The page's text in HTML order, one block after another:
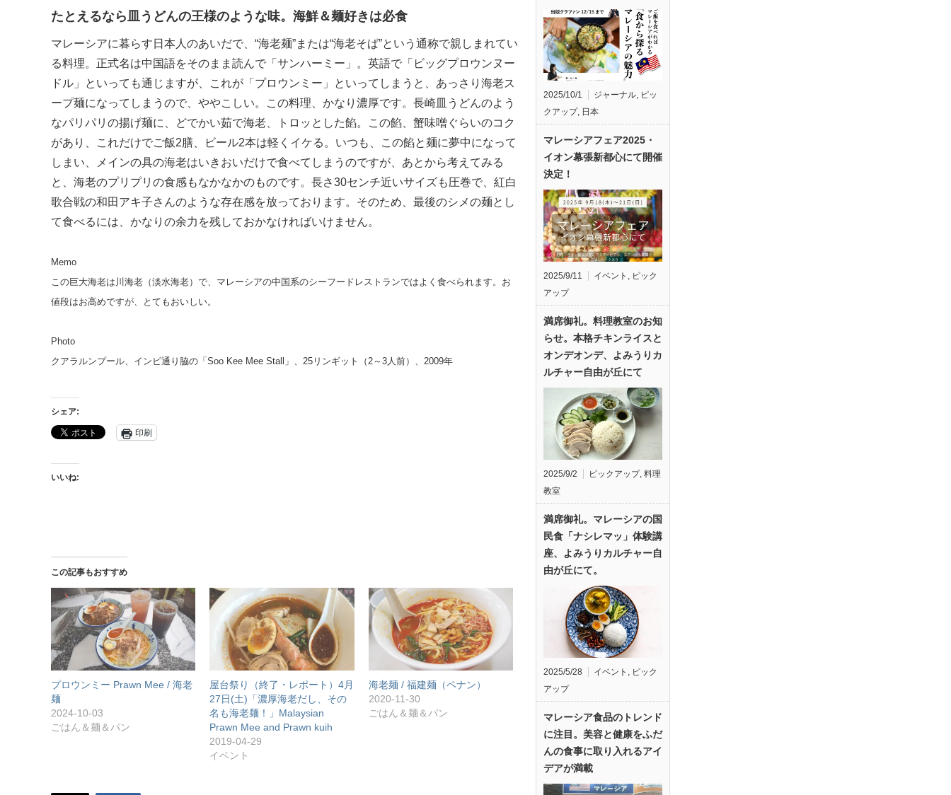
たとえるなら皿うどんの王様のような味。海鮮＆麺好きは必食
マレーシアに暮らす日本人のあいだで、“海老麺”または“海老そば”という通称で親しまれてい
る料理。正式名は中国語をそのまま読んで「サンハーミー」。英語で「ビッグプロウンヌー
ドル」といっても通じますが、これが「プロウンミー」といってしまうと、あっさり海老ス
ープ麺になってしまうので、ややこしい。この料理、かなり濃厚です。長崎皿うどんのよう
なパリパリの揚げ麺に、どでかい茹で海老、トロッとした餡。この餡、蟹味噌ぐらいのコク
があり、これだけでご飯2膳、ビール2本は軽くイケる。いつも、この餡と麺に夢中になって
しまい、メインの具の海老はいきおいだけで食べてしまうのですが、あとから考えてみる
と、海老のプリプリの食感もなかなかのものです。長さ30センチ近いサイズも圧巻で、紅白
歌合戦の和田アキ子さんのような存在感を放っております。そのため、最後のシメの麺とし
て食べるには、かなりの余力を残しておかなければいけません。
Memo
この巨大海老は川海老（淡水海老）で、マレーシアの中国系のシーフードレストランではよく食べられます。お
値段はお高めですが、とてもおいしい。
Photo
クアラルンプール、インビ通り脇の「Soo Kee Mee Stall」、25リンギット（2～3人前）、2009年
シェア:
印刷
いいね:
この記事もおすすめ
プロウンミー Prawn Mee / 海老
麺
2024-10-03
ごはん＆麺＆パン
屋台祭り（終了・レポート）4月
27日(土)「濃厚海老だし、その
名も海老麺！」Malaysian
Prawn Mee and Prawn kuih
2019-04-29
イベント
海老麺 / 福建麺（ペナン）
2020-11-30
ごはん＆麺＆パン
2025/10/1 ジャーナル, ピッ
クアップ, 日本
マレーシアフェア2025・
イオン幕張新都心にて開催
決定！
2025/9/11 イベント , ピック
アップ
満席御礼。料理教室のお知
らせ。本格チキンライスと
オンデオンデ、よみうりカ
ルチャー自由が丘にて
2025/9/2 ピックアップ, 料理
教室
満席御礼。マレーシアの国
民食「ナシレマッ」体験講
座、よみうりカルチャー自
由が丘にて。
2025/5/28 イベント , ピック
アップ
マレーシア食品のトレンド
に注目。美容と健康をふだ
んの食事に取り入れるアイ
デアが満載